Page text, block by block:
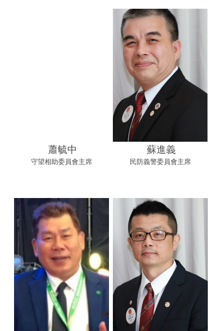
蕭毓中
守望相助委員會主席
蘇進義
民防義警委員會主席